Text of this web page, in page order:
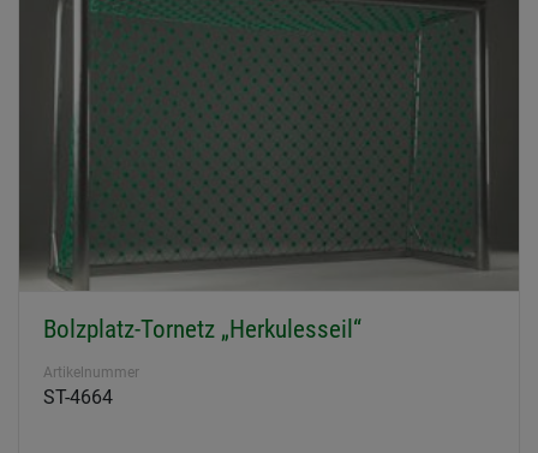
Bolzplatz-Tornetz „Herkulesseil“
Artikelnummer
ST-4664